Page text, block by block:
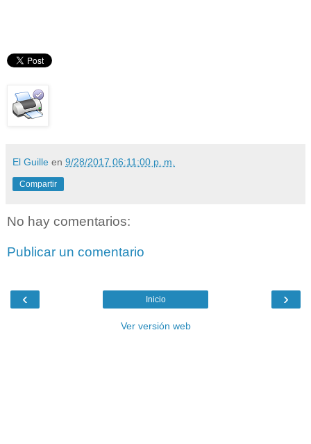
El Guille en 9/28/2017 06:11:00 p. m.
Compartir
No hay comentarios:
Publicar un comentario
‹ ›
Inicio
Ver versión web